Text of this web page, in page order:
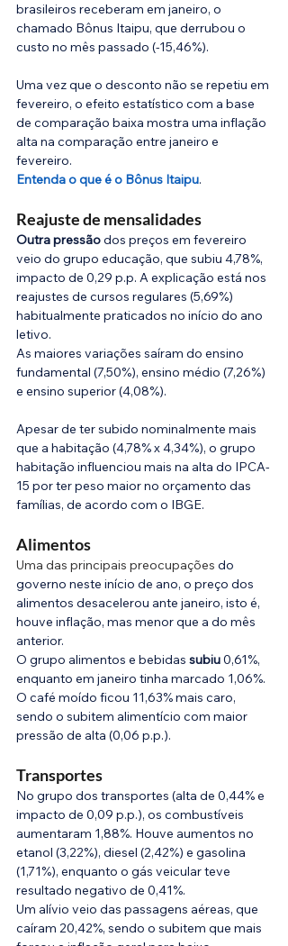
brasileiros receberam em janeiro, o
chamado Bônus Itaipu, que derrubou o
custo no mês passado (-15,46%).
Uma vez que o desconto não se repetiu em
fevereiro, o efeito estatístico com a base
de comparação baixa mostra uma inflação
alta na comparação entre janeiro e
fevereiro.
Entenda o que é o Bônus Itaipu.
Reajuste de mensalidades
Outra pressão dos preços em fevereiro
veio do grupo educação, que subiu 4,78%,
impacto de 0,29 p.p. A explicação está nos
reajustes de cursos regulares (5,69%)
habitualmente praticados no início do ano
letivo.
As maiores variações saíram do ensino
fundamental (7,50%), ensino médio (7,26%)
e ensino superior (4,08%).
Apesar de ter subido nominalmente mais
que a habitação (4,78% x 4,34%), o grupo
habitação influenciou mais na alta do IPCA-
15 por ter peso maior no orçamento das
famílias, de acordo com o IBGE.
Alimentos
Uma das principais preocupações do
governo neste início de ano, o preço dos
alimentos desacelerou ante janeiro, isto é,
houve inflação, mas menor que a do mês
anterior.
O grupo alimentos e bebidas subiu 0,61%,
enquanto em janeiro tinha marcado 1,06%.
O café moído ficou 11,63% mais caro,
sendo o subitem alimentício com maior
pressão de alta (0,06 p.p.).
Transportes
No grupo dos transportes (alta de 0,44% e
impacto de 0,09 p.p.), os combustíveis
aumentaram 1,88%. Houve aumentos no
etanol (3,22%), diesel (2,42%) e gasolina
(1,71%), enquanto o gás veicular teve
resultado negativo de 0,41%.
Um alívio veio das passagens aéreas, que
caíram 20,42%, sendo o subitem que mais